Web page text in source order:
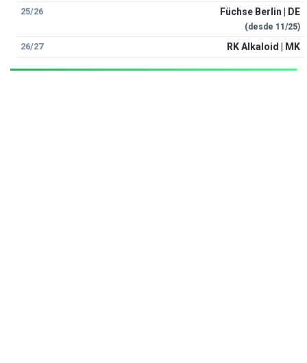
25/26 Füchse Berlin | DE
(desde 11/25)
26/27 RK Alkaloid | MK